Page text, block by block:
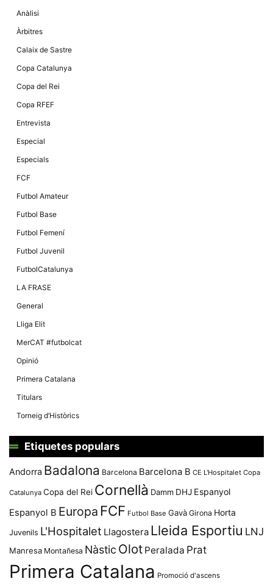
Anàlisi
Àrbitres
Calaix de Sastre
Copa Catalunya
Copa del Rei
Copa RFEF
Entrevista
Especial
Especials
FCF
Futbol Amateur
Futbol Base
Futbol Femení
Futbol Juvenil
FutbolCatalunya
LA FRASE
General
Lliga Elit
MerCAT #futbolcat
Opinió
Primera Catalana
Titulars
Torneig d’Històrics
Etiquetes populars
Andorra Badalona Barcelona Barcelona B CE L'Hospitalet Copa
Catalunya Copa del Rei Cornellà Damm DHJ Espanyol
Espanyol B Europa FCF Futbol Base Gavà Girona Horta
Juvenils L'Hospitalet Llagostera Lleida Esportiu LNJ
Manresa Montañesa Nàstic Olot Peralada Prat
Primera Catalana Promoció d'ascens